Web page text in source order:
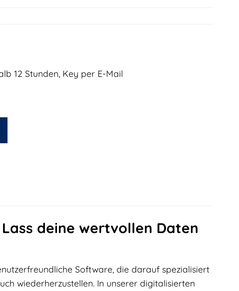
12 Stunden, Key per E-Mail
deine wertvollen Daten
Software, die darauf spezialisiert
wiederherzustellen. In unserer digitalisierten